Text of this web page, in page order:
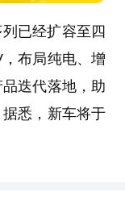
已经扩容至四
布局纯电、增
迭代落地，助
悉，新车将于